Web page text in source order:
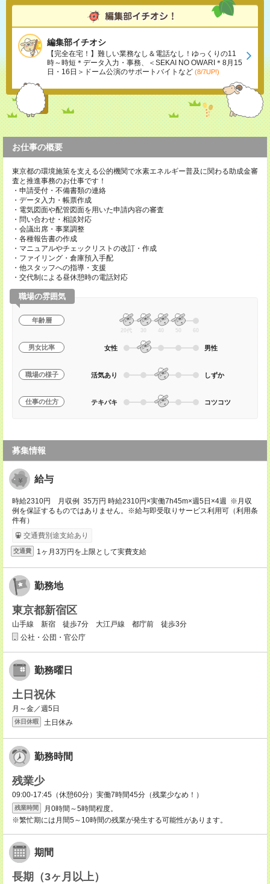
編集部イチオシ
【完全在宅！】難しい業務なし＆電話なし！ゆっくりの11
時～時短＊データ入力・事務、＜SEKAI NO OWARI＊8月15
日・16日＞ドーム公演のサポートバイトなど (8/7UP!)
お仕事の概要
東京都の環境施策を支える公的機関で水素エネルギー普及に関わる助成金審
査と推進事務のお仕事です！
・申請受付・不備書類の連絡
・データ入力・帳票作成
・電気図面や配管図面を用いた申請内容の審査
・問い合わせ・相談対応
・会議出席・事業調整
・各種報告書の作成
・マニュアルやチェックリストの改訂・作成
・ファイリング・倉庫預入手配
・他スタッフへの指導・支援
・交代制による昼休憩時の電話対応
職場の雰囲気
年齢層
20代 30 40 50 60
男女比率 女性 男性
職場の様子 活気あり しずか
仕事の仕方 テキパキ コツコツ
募集情報
給与
時給2310円 月収例 35万円 時給2310円×実働7h45m×週5日×4週 ※月収
例を保証するものではありません。※給与即受取りサービス利用可（利用条
件有）
交通費別途支給あり
交通費 1ヶ月3万円を上限として実費支給
勤務地
東京都新宿区
山手線 新宿 徒歩7分 大江戸線 都庁前 徒歩3分
公社・公団・官公庁
勤務曜日
土日祝休
月～金／週5日
休日休暇 土日休み
勤務時間
残業少
09:00-17:45（休憩60分）実働7時間45分（残業少なめ！）
残業時間
月0時間～5時間程度。
※繁忙期には月間5～10時間の残業が発生する可能性があります。
期間
長期（3ヶ月以上）